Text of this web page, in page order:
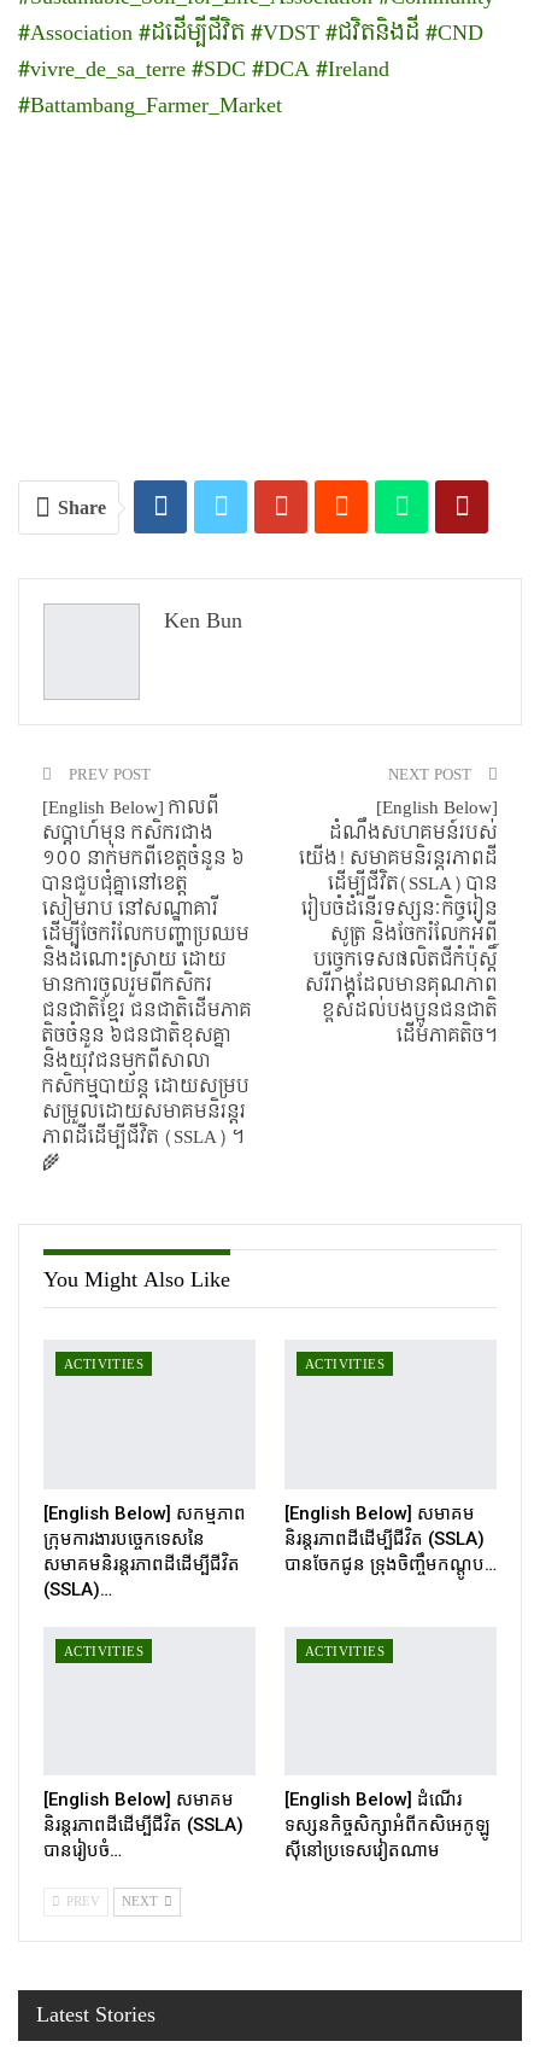
#Association#ដដើម្បីជីវិត#VDST#ជវិតនិងដី#CND
#vivre_de_sa_terre#SDC#DCA#Ireland
#Battambang_Farmer_Market
Share
Ken Bun
PREV POST
[English Below] កាលពី
សប្តាហ៍មុន កសិករជាង
១០០ នាក់មកពីខេត្តចំនួន ៦
បានជួបជុំគ្នានៅខេត្ត
សៀមរាប នៅសណ្ឋាគារី
ដើម្បីចែករំលែកបញ្ហាប្រឈម
និងដំណោះស្រាយ ដោយ
មានការចូលរួមពីកសិករ
ជនជាតិខ្មែរ ជនជាតិដើមភាគ
តិចចំនួន ៦ជនជាតិខុសគ្នា
និងយុវជនមកពីសាលា
កសិកម្មបាយ័ន្ត ដោយសម្រប
សម្រួលដោយសមាគមនិរន្ដរ
ភាពដីដើម្បីជីវិត (SSLA) ។
🌾
NEXT POST
[English Below]
ដំណឹងសហគមន៍របស់
យើង! សមាគមនិរន្តរភាពដី
ដើម្បីជីវិត(SSLA) បាន
រៀបចំដំនើរទស្សនៈកិច្ចរៀន
សូត្រ និងចែករំលែកអំពី
បច្ចេកទេសផលិតជីកំប៉ុស្ដិ៍
សរីរាង្គដែលមានគុណភាព
ខ្ពស់ដល់បងប្អូនជនជាតិ
ដើមភាគតិច។
You Might Also Like
ACTIVITIES
[English Below] សកម្មភាព
ក្រុមការងារបច្ចេកទេសនៃ
សមាគមនិរន្តរភាពដីដើម្បីជីវិត
(SSLA)…
ACTIVITIES
[English Below] សមាគម
និរន្តរភាពដីដើម្បីជីវិត (SSLA)
បានចែកជូន ទ្រុងចិញ្ចឹមកណ្ដូប…
ACTIVITIES
[English Below] សមាគម
និរន្តរភាពដីដើម្បីជីវិត (SSLA)
បានរៀបចំ…
ACTIVITIES
[English Below] ដំណើរ
ទស្សនកិច្ចសិក្សាអំពីកសិអេកូឡូ
ស៊ីនៅប្រទេសវៀតណាម
PREV NEXT
Latest Stories